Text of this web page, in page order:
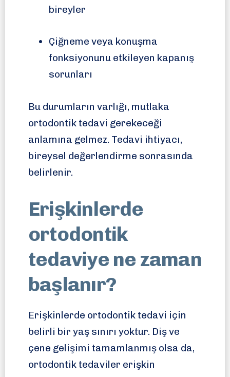
bireyler
Çiğneme veya konuşma
fonksiyonunu etkileyen kapanış
sorunları
Bu durumların varlığı, mutlaka
ortodontik tedavi gerekeceği
anlamına gelmez. Tedavi ihtiyacı,
bireysel değerlendirme sonrasında
belirlenir.
Erişkinlerde
ortodontik
tedaviye ne zaman
başlanır?
Erişkinlerde ortodontik tedavi için
belirli bir yaş sınırı yoktur. Diş ve
çene gelişimi tamamlanmış olsa da,
ortodontik tedaviler erişkin